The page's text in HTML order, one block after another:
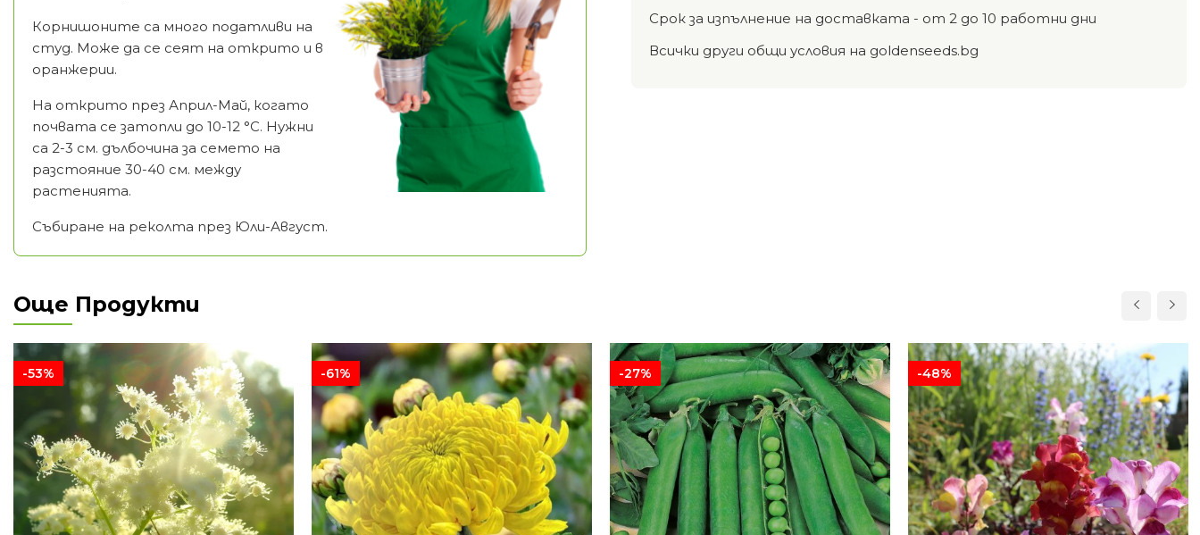
Корнишоните са много податливи на
студ. Може да се сеят на открито и в
оранжерии.
На открито през Април-Май, когато
почвата се затопли до 10-12 °C. Нужни
са 2-3 см. дълбочина за семето на
разстояние 30-40 см. между
растенията.
Събиране на реколта през Юли-Август.
Срок за изпълнение на доставката - от 2 до 10 работни дни
Всички други общи условия на goldenseeds.bg
Още Продукти
-53% -61% -27% -48%